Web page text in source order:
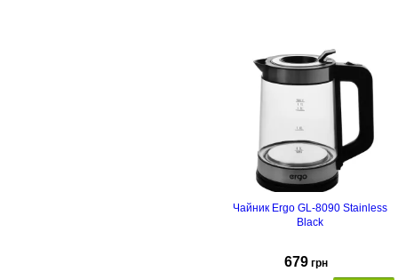
підтримкою Smart TV
. Роз'єми:
Енергетична етикетка
Чайник Ergo GL-8090 Stainless
Black
679 грн